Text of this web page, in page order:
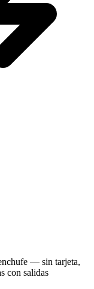
— sin tarjeta,
con salidas